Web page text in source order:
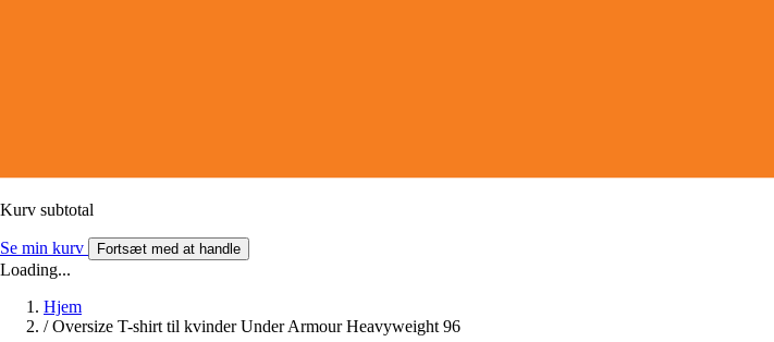
Kurv subtotal
Se min kurv Fortsæt med at handle
Loading...
Hjem
/ Oversize T-shirt til kvinder Under Armour Heavyweight 96